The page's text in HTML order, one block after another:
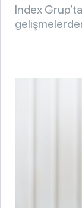
Index